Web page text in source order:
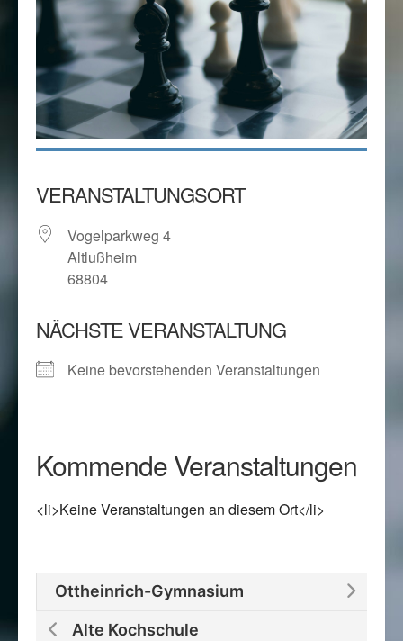
VERANSTALTUNGSORT
Vogelparkweg 4
Altlußheim
68804
NÄCHSTE VERANSTALTUNG
Keine bevorstehenden Veranstaltungen
Kommende Veranstaltungen
<li>Keine Veranstaltungen an diesem Ort</li>
Ottheinrich-Gymnasium
Alte Kochschule